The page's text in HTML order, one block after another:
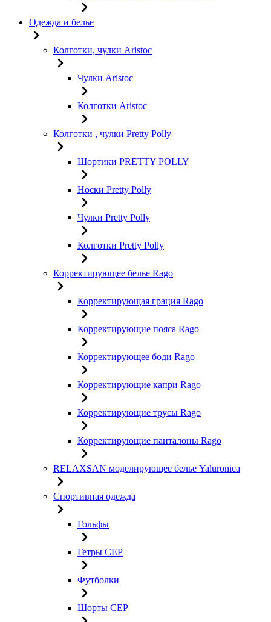
Одежда и белье
Колготки, чулки Aristoc
Чулки Aristoc
Колготки Aristoc
Колготки , чулки Pretty Polly
Шортики PRETTY POLLY
Носки Pretty Polly
Чулки Pretty Polly
Колготки Pretty Polly
Корректирующее белье Rago
Корректирующая грация Rago
Корректирующие пояса Rago
Корректирующее боди Rago
Корректирующие капри Rago
Корректирующие трусы Rago
Корректирующие панталоны Rago
RELAXSAN моделирующее белье Yaluroniсa
Спортивная одежда
Гольфы
Гетры CEP
Футболки
Шорты CEP